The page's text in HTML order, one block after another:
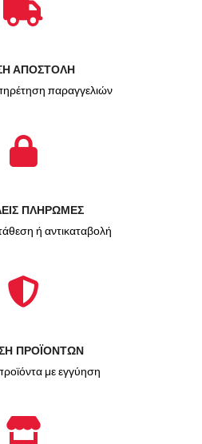
ΑΠΟΣΤΟΛΗ
παραγγελιών
ΠΛΗΡΩΜΕΣ
ή αντικαταβολή
ΠΡΟΪΟΝΤΩΝ
με εγγύηση